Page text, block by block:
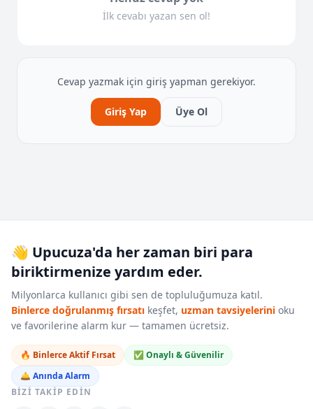
İlk cevabı yazan sen ol!
Cevap yazmak için giriş yapman gerekiyor.
Giriş Yap Üye Ol
👋 Upucuza'da her zaman biri para
biriktirmenize yardım eder.
Milyonlarca kullanıcı gibi sen de topluluğumuza katıl.
Binlerce doğrulanmış fırsatı keşfet, uzman tavsiyelerini oku
ve favorilerine alarm kur — tamamen ücretsiz.
🔥 Binlerce Aktif Fırsat
✅ Onaylı & Güvenilir
🛎️ Anında Alarm
BIZI TAKIP EDIN